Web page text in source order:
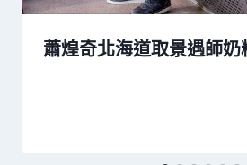
蕭煌奇北海道取景遇師奶